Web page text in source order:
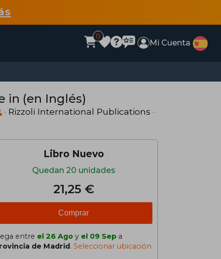
0
Mi Cuenta
in (en Inglés)
· Rizzoli International Publications ·
Libro Nuevo
Quedan 20 unidades
21,25 €
Comprar
entre el 26 Ago y el 09 Sep a
de Madrid. Seleccionar ubicación